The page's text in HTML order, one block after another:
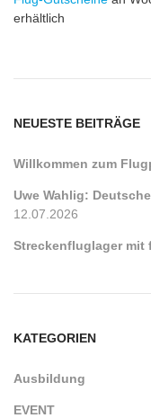
erhältlich
NEUESTE BEITRÄGE
Willkommen zum
Uwe Wahlig:
12.07.2026
Streckenfluglager mit
KATEGORIEN
Ausbildung
EVENT